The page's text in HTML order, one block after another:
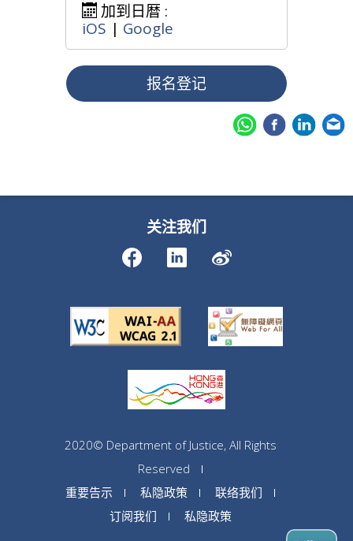
加到日暦 :
iOS | Google
报名登记
关注我们
2020© Department of Justice, All Rights
Reserved
重要告示
私隐政策
联络我们
订阅我们
私隐政策